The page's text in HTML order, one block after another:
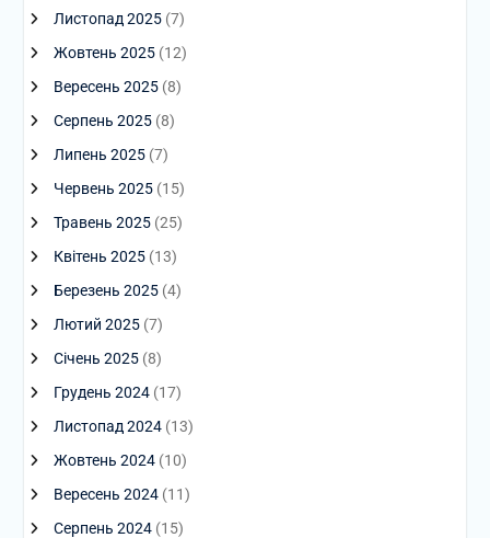
Листопад 2025(7)
Жовтень 2025(12)
Вересень 2025(8)
Серпень 2025(8)
Липень 2025(7)
Червень 2025(15)
Травень 2025(25)
Квітень 2025(13)
Березень 2025(4)
Лютий 2025(7)
Січень 2025(8)
Грудень 2024(17)
Листопад 2024(13)
Жовтень 2024(10)
Вересень 2024(11)
Серпень 2024(15)